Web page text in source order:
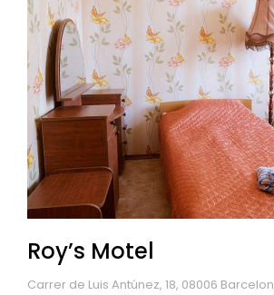
Roy’s Motel
Carrer de Luis Antúnez, 18, 08006